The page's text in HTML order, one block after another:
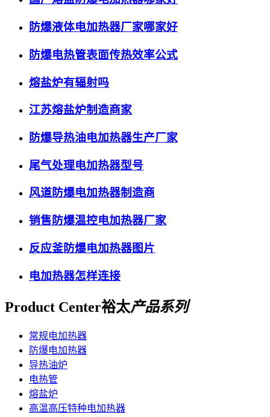
防爆液体电加热器厂家哪家好
防爆电热管表面传热效率公式
熔盐炉有辐射吗
江苏熔盐炉制造商家
防爆导热油电加热器生产厂家
尾气处理电加热器型号
风道防爆电加热器制造商
销售防爆温控电加热器厂家
反应釜防爆电加热器图片
电加热器怎样连接
Product Center裕太产品系列
常规电加热器
防爆电加热器
导热油炉
电热管
熔盐炉
高温高压特种电加热器